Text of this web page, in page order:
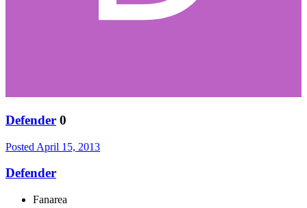
Defender 0
Posted April 15, 2013
Defender
Fanarea